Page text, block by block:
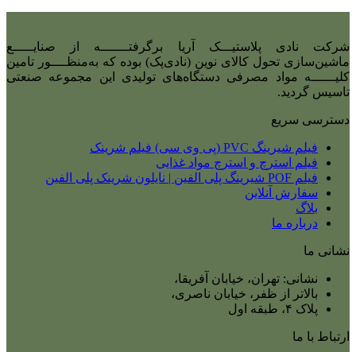
شرکت نادی‌ پلاستیـــک آریا برگرفتـــــــه از صنایـــــع
ماشین‌سازی تحول کالای نوین (نادی‌پک) بوده که به‌منظــــور تامین
کلیــــــه مواد مصرفی دستگاه‌های تولیدی این مجموعه صنعتی
تاسیس گردید.
دسترسی سریع
فیلم شیرینگ PVC (پی وی سی) فیلم شرینک
فیلم استرچ و استرچ مواد غذایی
فیلم POF شیرینگ پلی الفین | نایلون شرینک پلی الفین
سفارش آنلاین
بلاگ
درباره ما
نشانی ما
نشانی: تهران، خیابان آفریقا،
بالاتر از ظفر، خیابان ناصری،
پلاک ۴، طبقه اول
ارتباط با ما